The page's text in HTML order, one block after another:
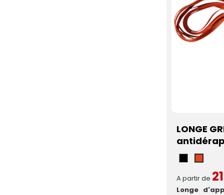
LONGE
A partir de
Longe